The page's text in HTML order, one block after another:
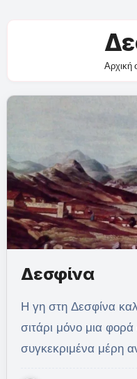
Αρχική
Δεσφίνα
Η γη στη Δεσφίνα καλλιεργείται με κριθάρι και
σιτάρι μόνο μια
συγκεκριμένα μέρη